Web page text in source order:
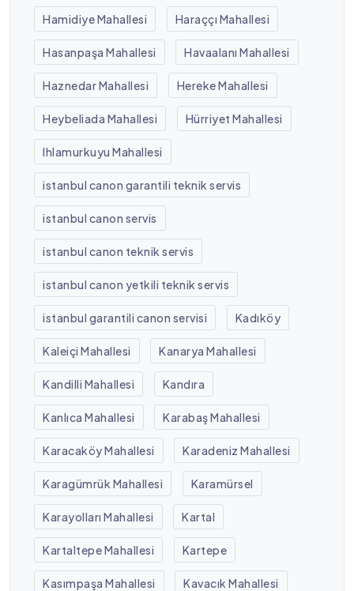
Hamidiye Mahallesi Haraççı Mahallesi
Hasanpaşa Mahallesi Havaalanı Mahallesi
Haznedar Mahallesi Hereke Mahallesi
Heybeliada Mahallesi Hürriyet Mahallesi
Ihlamurkuyu Mahallesi
istanbul canon garantili teknik servis
istanbul canon servis
istanbul canon teknik servis
istanbul canon yetkili teknik servis
istanbul garantili canon servisi Kadıköy
Kaleiçi Mahallesi Kanarya Mahallesi
Kandilli Mahallesi Kandıra
Kanlıca Mahallesi Karabaş Mahallesi
Karacaköy Mahallesi Karadeniz Mahallesi
Karagümrük Mahallesi Karamürsel
Karayolları Mahallesi Kartal
Kartaltepe Mahallesi Kartepe
Kasımpaşa Mahallesi Kavacık Mahallesi